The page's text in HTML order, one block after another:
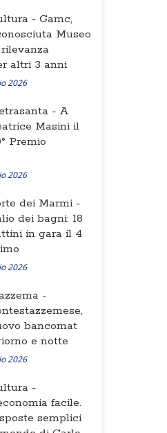
- Gamc,
Museo
altri 3 anni
2026
- A
Masini il
Premio
2026
dei Marmi -
dei bagni: 18
in gara il 4
2026
-
bancomat
e notte
2026
-
facile.
semplici